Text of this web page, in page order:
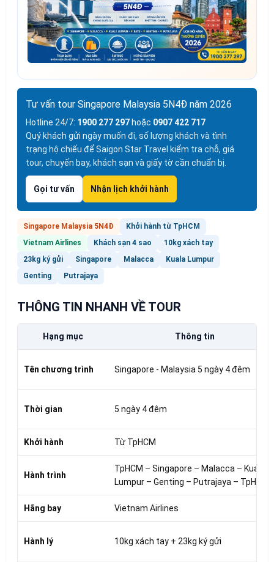
Tư vấn tour Singapore Malaysia 5N4Đ năm 2026
Hotline 24/7: 1900 277 297 hoặc 0907 422 717
Quý khách gửi ngày muốn đi, số lượng khách và tình
trạng hộ chiếu để Saigon Star Travel kiểm tra chỗ, giá
tour, chuyến bay, khách sạn và giấy tờ cần chuẩn bị.
Gọi tư vấn Nhận lịch khởi hành
Singapore Malaysia 5N4Đ
Khởi hành từ TpHCM
Vietnam Airlines
Khách sạn 4 sao
10kg xách tay
23kg ký gửi
Singapore Malacca
Kuala Lumpur
Genting
Putrajaya
THÔNG TIN NHANH VỀ TOUR
Hạng mục Thông tin
Tên chương trình Singapore - Malaysia 5 ngày 4 đêm
Thời gian 5 ngày 4 đêm
Khởi hành Từ TpHCM
Hành trình
TpHCM – Singapore – Malacca – Kuala
Lumpur – Genting – Putrajaya – TpHCM
Hãng bay Vietnam Airlines
Hành lý 10kg xách tay + 23kg ký gửi